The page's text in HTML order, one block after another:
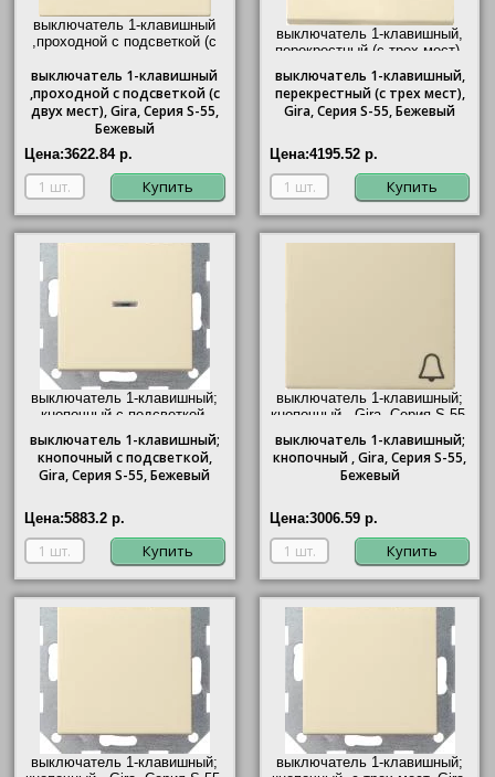
выключатель 1-клавишный
,проходной с подсветкой (с
Бежевый"/>
выключатель 1-клавишный
,проходной с подсветкой (с
двух мест),Gira, Серия S-55,
Бежевый
Цена:3622.84 р.
Купить
выключатель 1-клавишный,
перекрестный (с трех мест),
, Серия S-55, Бежевый"/>
выключатель 1-клавишный,
перекрестный (с трех мест),
Gira, Серия S-55, Бежевый
Цена:4195.52 р.
Купить
выключатель 1-клавишный;
кнопочный с подсветкой,
, Серия S-55, Бежевый"/>
выключатель 1-клавишный;
кнопочный с подсветкой,
Gira, Серия S-55, Бежевый
Цена:5883.2 р.
Купить
выключатель 1-клавишный;
кнопочный , Gira, Серия S-55,
выключатель 1-клавишный;
кнопочный ,Gira, Серия S-55,
Бежевый
Цена:3006.59 р.
Купить
выключатель 1-клавишный;
выключатель 1-клавишный;